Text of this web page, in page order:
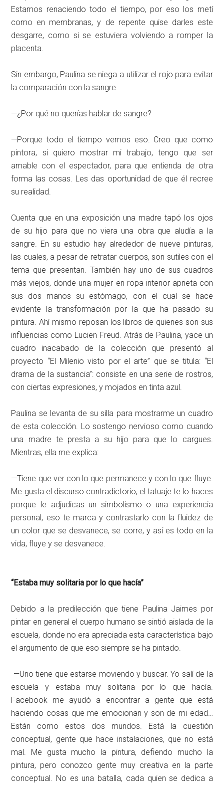
Estamos renaciendo todo el tiempo, por eso los metí
como en membranas, y de repente quise darles este
desgarre, como si se estuviera volviendo a romper la
placenta.
Sin embargo, Paulina se niega a utilizar el rojo para evitar
la comparación con la sangre.
—¿Por qué no querías hablar de sangre?
—Porque todo el tiempo vemos eso. Creo que como
pintora, si quiero mostrar mi trabajo, tengo que ser
amable con el espectador, para que entienda de otra
forma las cosas. Les das oportunidad de que él recree
su realidad.
Cuenta que en una exposición una madre tapó los ojos
de su hijo para que no viera una obra que aludía a la
sangre. En su estudio hay alrededor de nueve pinturas,
las cuales, a pesar de retratar cuerpos, son sutiles con el
tema que presentan. También hay uno de sus cuadros
más viejos, donde una mujer en ropa interior aprieta con
sus dos manos su estómago, con el cual se hace
evidente la transformación por la que ha pasado su
pintura. Ahí mismo reposan los libros de quienes son sus
influencias como Lucien Freud. Atrás de Paulina, yace un
cuadro inacabado de la colección que presentó al
proyecto “El Milenio visto por el arte” que se titula: “El
drama de la sustancia”: consiste en una serie de rostros,
con ciertas expresiones, y mojados en tinta azul.
Paulina se levanta de su silla para mostrarme un cuadro
de esta colección. Lo sostengo nervioso como cuando
una madre te presta a su hijo para que lo cargues.
Mientras, ella me explica:
—Tiene que ver con lo que permanece y con lo que fluye.
Me gusta el discurso contradictorio; el tatuaje te lo haces
porque le adjudicas un simbolismo o una experiencia
personal, eso te marca y contrastarlo con la fluidez de
un color que se desvanece, se corre, y así es todo en la
vida, fluye y se desvanece.
“Estaba muy solitaria por lo que hacía”
Debido a la predilección que tiene Paulina Jaimes por
pintar en general el cuerpo humano se sintió aislada de la
escuela, donde no era apreciada esta característica bajo
el argumento de que eso siempre se ha pintado.
—Uno tiene que estarse moviendo y buscar. Yo salí de la
escuela y estaba muy solitaria por lo que hacía.
Facebook me ayudó a encontrar a gente que está
haciendo cosas que me emocionan y son de mi edad…
Están como estos dos mundos. Está la cuestión
conceptual, gente que hace instalaciones, que no está
mal. Me gusta mucho la pintura, defiendo mucho la
pintura, pero conozco gente muy creativa en la parte
conceptual. No es una batalla, cada quien se dedica a